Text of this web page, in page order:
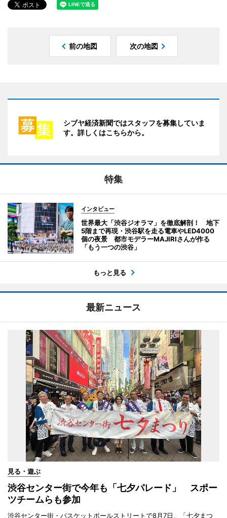
前の地図 次の地図
シブヤ経済新聞ではスタッフを募集していま
す。詳しくはこちらから。
特集
インタビュー
世界最大「渋谷ジオラマ」を徹底解剖！ 地下
5階まで再現・渋谷駅を走る電車やLED4000
個の夜景 都市モデラーMAJIRIさんが作る
「もう一つの渋谷」
もっと見る
最新ニュース
見る・遊ぶ
渋谷センター街で今年も「七夕パレード」 スポー
ツチームらも参加
渋谷センター街・バスケットボールストリートで8月7日、「七夕まつ